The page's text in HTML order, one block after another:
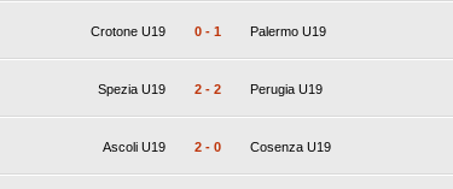
Crotone U19 0 - 1 Palermo U19
Spezia U19 2 - 2 Perugia U19
Ascoli U19 2 - 0 Cosenza U19